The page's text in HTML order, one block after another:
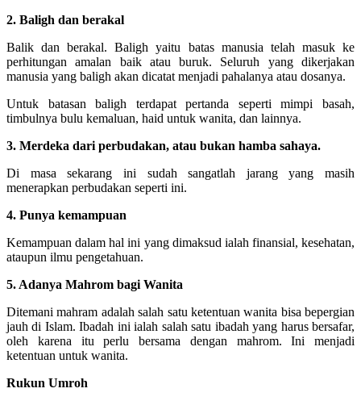
2. Baligh dan berakal
Balik dan berakal. Baligh yaitu batas manusia telah masuk ke
perhitungan amalan baik atau buruk. Seluruh yang dikerjakan
manusia yang baligh akan dicatat menjadi pahalanya atau dosanya.
Untuk batasan baligh terdapat pertanda seperti mimpi basah,
timbulnya bulu kemaluan, haid untuk wanita, dan lainnya.
3. Merdeka dari perbudakan, atau bukan hamba sahaya.
Di masa sekarang ini sudah sangatlah jarang yang masih
menerapkan perbudakan seperti ini.
4. Punya kemampuan
Kemampuan dalam hal ini yang dimaksud ialah finansial, kesehatan,
ataupun ilmu pengetahuan.
5. Adanya Mahrom bagi Wanita
Ditemani mahram adalah salah satu ketentuan wanita bisa bepergian
jauh di Islam. Ibadah ini ialah salah satu ibadah yang harus bersafar,
oleh karena itu perlu bersama dengan mahrom. Ini menjadi
ketentuan untuk wanita.
Rukun Umroh